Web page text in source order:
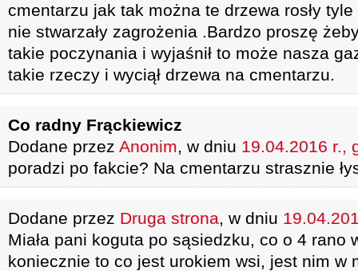
cmentarzu jak tak można te drzewa rosły tyle
nie stwarzały zagrożenia .Bardzo proszę
takie poczynania i wyjaśnił to może nasza
takie rzeczy i wyciął drzewa na cmentarzu.
Co radny Frąckiewicz
Dodane przez Anonim, w dniu 19.04.2016 r.,
poradzi po fakcie? Na cmentarzu strasznie
Dodane przez Druga strona, w dniu
Miała pani koguta po sąsiedzku, co o 4 rano
koniecznie to co jest urokiem wsi, jest nim w